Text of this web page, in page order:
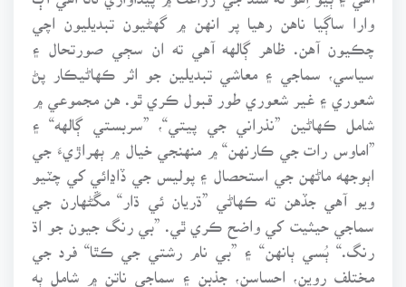
وارا ساڳيا ناهن رهيا پر انهن ۾ گهڻيون تبديليون اچي
چڪيون آهن. ظاهر ڳالهه آهي ته ان سڄي صورتحال ۽
سياسي، سماجي ۽ معاشي تبديلين جو اثر ڪهاڻيڪار پڻ
شعوري ۽ غير شعوري طور قبول ڪري ٿو. هن مجموعي ۾
شامل ڪهاڻين ”نذراني جي پيتي“، ”سربستي ڳالهه“ ۽
”اماوس رات جي ڪارنهن“ ۾ منهنجي خيال ۾ ٻهراڙيءَ جي
اٻوجهه ماڻهن جي استحصال ۽ پوليس جي ڏاڍائي کي چٽيو
ويو آهي جڏهن ته ڪهاڻي ”ڌريان ئي ڌار“ مڱڻهارن جي
سماجي حيثيت کي واضح ڪري ٿي. ”بي رنگ جيون جو اڌ
رنگ.“ ٻُسي ٻانهن“ ۽ ”بي نام رشتي جي ڪٿا“ فرد جي
مختلف روين، احساسن، جذبن ۽ سماجي ناتن ۾ شامل ٻه